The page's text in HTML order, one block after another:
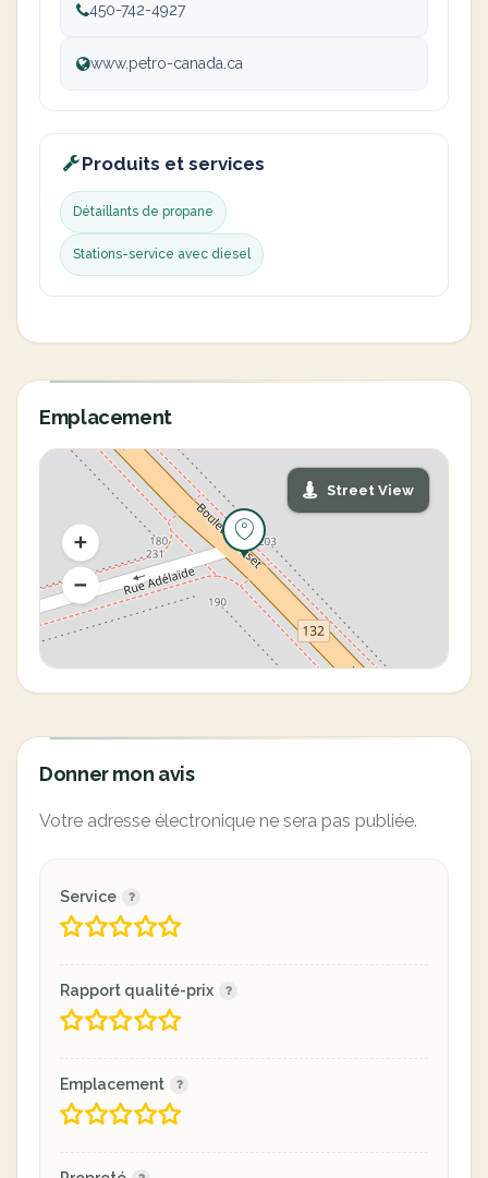
450-742-4927
www.petro-canada.ca
Produits et services
Détaillants de propane
Stations-service avec diesel
Emplacement
Street View
Donner mon avis
Votre adresse électronique ne sera pas publiée.
Service
Rapport qualité-prix
Emplacement